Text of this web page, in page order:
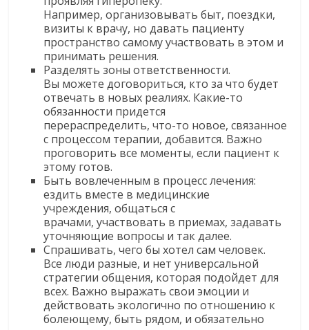
Например, организовывать быт, поездки,
визиты к врачу, но давать пациенту
пространство самому участвовать в этом и
принимать решения.
Разделять зоны ответственности.
Вы можете договориться, кто за что будет
отвечать в новых реалиях. Какие-то
обязанности придется
перераспределить, что-то новое, связанное
с процессом терапии, добавится. Важно
проговорить все моменты, если пациент к
этому готов.
Быть вовлеченным в процесслечения:
ездить вместе в медицинские
учреждения,общаться с
врачами, участвовать в приемах, задавать
уточняющие вопросы и так далее.
Спрашивать, чего бы хотел сам человек.
Все люди разные, и нет универсальной
стратегии общения, которая подойдет для
всех. Важно выражать свои эмоции и
действовать экологично по отношению к
болеющему, быть рядом, и обязательно